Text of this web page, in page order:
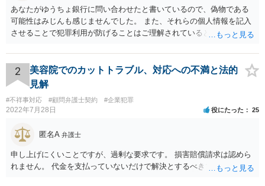
あなたがゆうちょ銀行に問い合わせたと書いているので、偽物である
可能性はみじんも感じませんでした。 また、それらの個人情報を記入
させることで犯罪利用が防げることはご理解されているとおりです。
士に同意を求めているだけです。 最初の回答では分かりづらかったの
かもしれませんが、質問にわかりやすく答えると「法的に許される」
が答えになります。 補足でアドバイスしておきますと、今私に反論し
てきたその内容をゆうちょ銀行にぶつければいいとおもいます。 もっ
とも、ぶつけられたゆうちょ銀行があなたと契約するかは法律上ゆう
ちょ銀行の自由です。
2
美容院でのカットトラブル、対応への不満と法的
見解
#不祥事対応 #顧問弁護士契約 #企業犯罪
2022年7月28日 役にたった 25
匿名A 弁護士
申し上げにくいことですが、過剰な要求です。 損害賠償請求は認めら
れません。 代金を支払っていないだけで解決とするべきでしょう。